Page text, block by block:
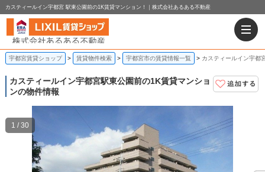
カスティールイン宇都宮 駅東公園前の1K賃貸マンション！｜株式会社あるある不動産
宇都宮賃貸ショップ 賃貸物件検索 宇都宮市の賃貸情報一覧 カスティールイン宇都
カスティールイン宇都宮駅東公園前の1K賃貸マンショ
ンの物件情報
1 / 30